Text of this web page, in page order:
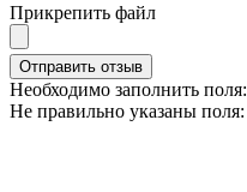
Прикрепить файл
Отправить отзыв
Необходимо заполнить поля:
Не правильно указаны поля: